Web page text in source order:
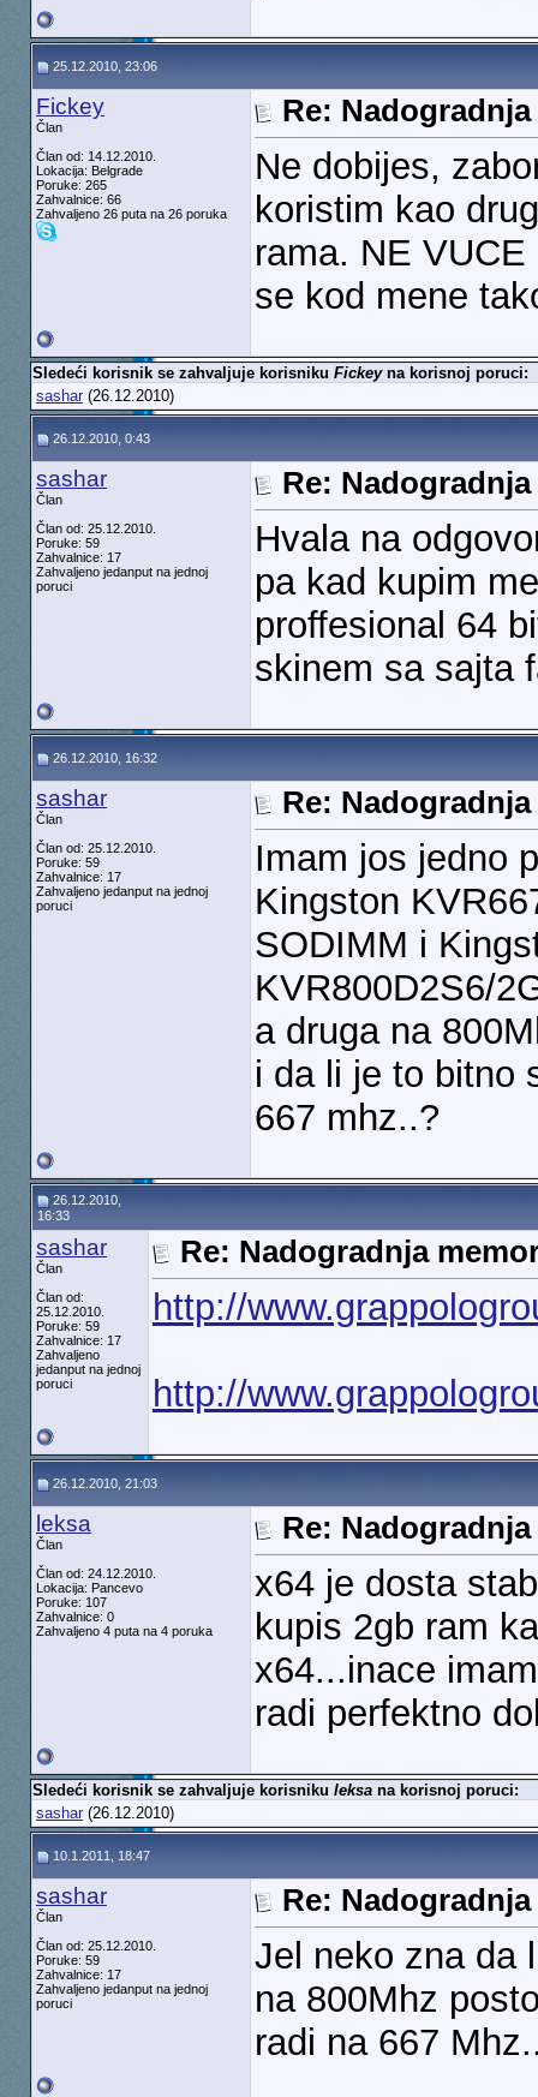
25.12.2010, 23:06
Fickey
Član
Član od: 14.12.2010.
Lokacija: Belgrade
Poruke: 265
Zahvalnice: 66
Zahvaljeno 26 puta na 26 poruka
Re:
Ne dobijes,
koristim kao
rama. NE
se kod mene
Sledeći korisnik se zahvaljuje korisniku Fickeyna korisnoj poruci:
sashar(26.12.2010)
26.12.2010, 0:43
sashar
Član
Član od: 25.12.2010.
Poruke: 59
Zahvalnice: 17
Zahvaljeno jedanput na jednoj
poruci
Re:
Hvala na
pa kad kupim
proffesional 64
skinem sa sajta
26.12.2010, 16:32
sashar
Član
Član od: 25.12.2010.
Poruke: 59
Zahvalnice: 17
Zahvaljeno jedanput na jednoj
poruci
Re:
Imam jos jedno
Kingston
SODIMM i
KVR800D2S6/
a druga na
i da li je to bitno
667 mhz..?
26.12.2010,
16:33
sashar
Član
Član od:
25.12.2010.
Poruke: 59
Zahvalnice: 17
Zahvaljeno
jedanput na jednoj
poruci
Re: Nadogradnja
http://
http://
26.12.2010, 21:03
leksa
Član
Član od: 24.12.2010.
Lokacija: Pancevo
Poruke: 107
Zahvalnice: 0
Zahvaljeno 4 puta na 4 poruka
Re:
x64 je dosta
kupis 2gb ram
x64...inace
radi perfektno
Sledeći korisnik se zahvaljuje korisniku leksana korisnoj poruci:
sashar(26.12.2010)
10.1.2011, 18:47
sashar
Član
Član od: 25.12.2010.
Poruke: 59
Zahvalnice: 17
Zahvaljeno jedanput na jednoj
poruci
Re:
Jel neko zna da
na 800Mhz
radi na 667